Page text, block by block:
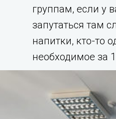
группам, если у
запутаться там
напитки, кто-то
необходимое за